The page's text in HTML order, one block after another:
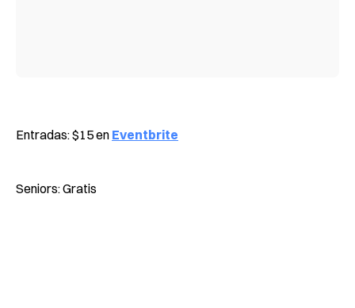
Entradas: $15 en Eventbrite
Seniors: Gratis